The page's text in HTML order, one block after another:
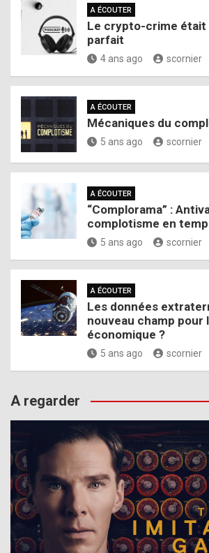
A ÉCOUTER
Le crypto-crime était
parfait
4 ans ago scornier
A ÉCOUTER
Mécaniques du
5 ans ago scornier
A ÉCOUTER
“Complorama” :
complotisme en
5 ans ago scornier
A ÉCOUTER
Les données
nouveau champ pour
économique ?
5 ans ago scornier
A regarder